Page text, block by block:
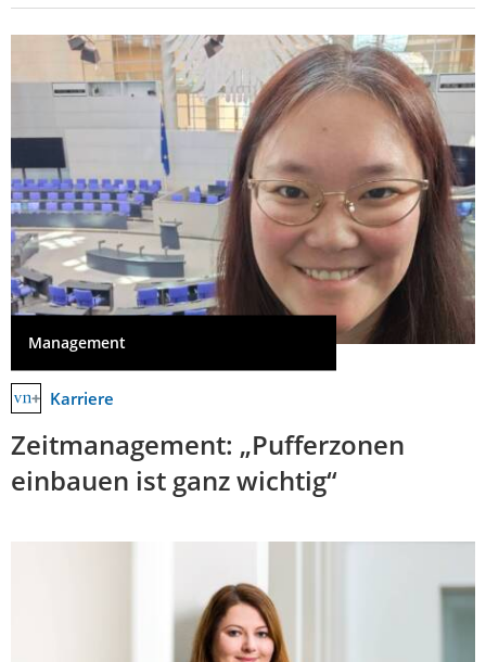
Management
Karriere
Zeitmanagement: „Pufferzonen
einbauen ist ganz wichtig“